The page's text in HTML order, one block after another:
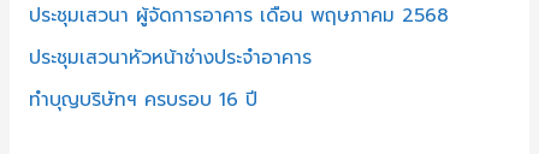
:
ประชุมเสวนา ผู้จัดการอาคาร เดือน พฤษภาคม 2568
ประชุมเสวนาหัวหน้าช่างประจำอาคาร
ทำบุญบริษัทฯ ครบรอบ 16 ปี